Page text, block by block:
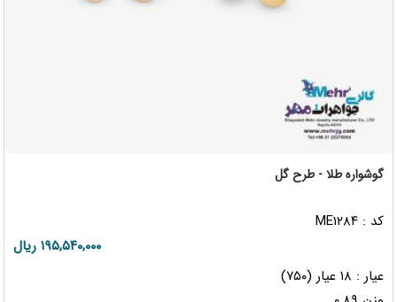
گوشواره طلا - طرح گل
کد : ME۱۲۸۴
۱۹۵,۵۴۰,۰۰۰ ریال
عیار : ۱۸ عیار (۷۵۰)